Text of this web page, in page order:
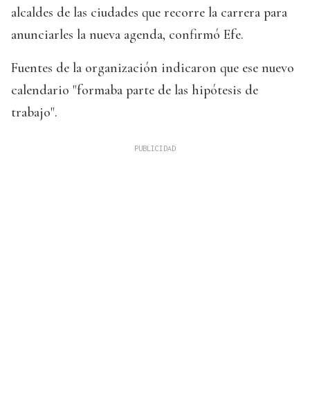
alcaldes de las ciudades que recorre la carrera para
anunciarles la nueva agenda, confirmó Efe.
Fuentes de la organización indicaron que ese nuevo
calendario "formaba parte de las hipótesis de
trabajo".